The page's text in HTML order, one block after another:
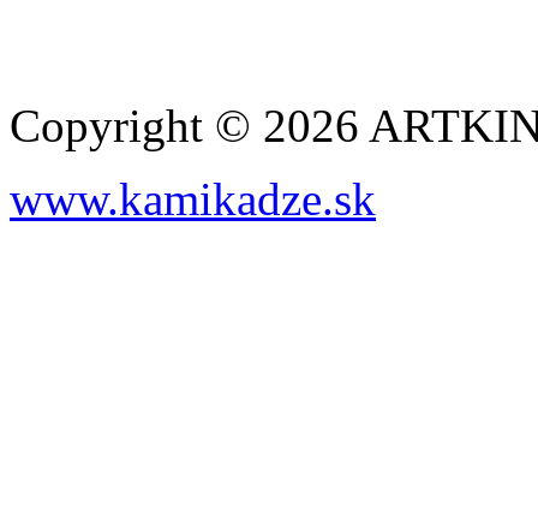
Copyright © 2026
www.kamikadze.sk